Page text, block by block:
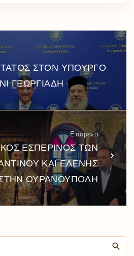
ΣΤΟΝ ΥΠΟΥΡΓΟ
ΓΕΩΡΓΙΑΔΗ
Επόμενο
ΕΣΠΕΡΙΝΟΣ ΤΩΝ
ΚΑΙ ΕΛΕΝΗΣ
ΟΥΡΑΝΟΥΠΟΛΗ